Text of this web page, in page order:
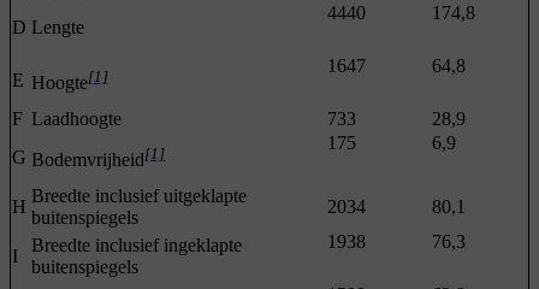
D Lengte
4440 174,8
E Hoogte[1]
1647 64,8
F Laadhoogte 733
28,9
G Bodemvrijheid[1]
175 6,9
H
Breedte inclusief uitgeklapte
buitenspiegels
2034 80,1
I
Breedte inclusief ingeklapte
buitenspiegels
1938 76,3